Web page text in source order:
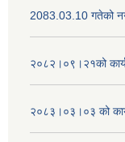
2083.03.10 गतेको
२०८२।०९।२१को
२०८३।०३।०३ को